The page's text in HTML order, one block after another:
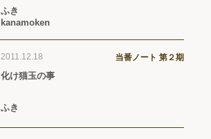
ふき
kanamoken
2011.12.18 当番ノート 第２期
化け猫玉の事
ふき